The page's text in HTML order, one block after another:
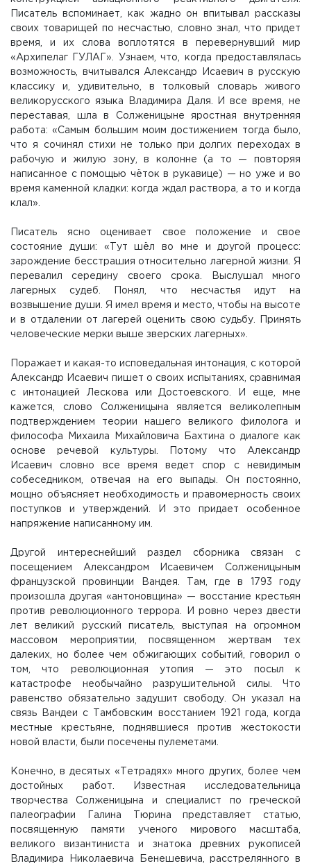
Писатель вспоминает, как жадно он впитывал рассказы
своих товарищей по несчастью, словно знал, что придет
время, и их слова воплотятся в перевернувший мир
«Архипелаг ГУЛАГ». Узнаем, что, когда предоставлялась
возможность, вчитывался Александр Исаевич в русскую
классику и, удивительно, в толковый словарь живого
великорусского языка Владимира Даля. И все время, не
переставая, шла в Солженицыне яростная внутренняя
работа: «Самым большим моим достижением тогда было,
что я сочинял стихи не только при долгих переходах в
рабочую и жилую зону, в колонне (а то — повторяя
написанное с помощью чёток в рукавице) — но уже и во
время каменной кладки: когда ждал раствора, а то и когда
клал».
Писатель ясно оценивает свое положение и свое
состояние души: «Тут шёл во мне и другой процесс:
зарождение бесстрашия относительно лагерной жизни. Я
перевалил середину своего срока. Выслушал много
лагерных судеб. Понял, что несчастья идут на
возвышение души. Я имел время и место, чтобы на высоте
и в отдалении от лагерей оценить свою судьбу. Принять
человеческие мерки выше зверских лагерных».
Поражает и какая-то исповедальная интонация, с которой
Александр Исаевич пишет о своих испытаниях, сравнимая
с интонацией Лескова или Достоевского. И еще, мне
кажется, слово Солженицына является великолепным
подтверждением теории нашего великого филолога и
философа Михаила Михайловича Бахтина о диалоге как
основе речевой культуры. Потому что Александр
Исаевич словно все время ведет спор с невидимым
собеседником, отвечая на его выпады. Он постоянно,
мощно объясняет необходимость и правомерность своих
поступков и утверждений. И это придает особенное
напряжение написанному им.
Другой интереснейший раздел сборника связан с
посещением Александром Исаевичем Солженицыным
французской провинции Вандея. Там, где в 1793 году
произошла другая «антоновщина» — восстание крестьян
против революционного террора. И ровно через двести
лет великий русский писатель, выступая на огромном
массовом мероприятии, посвященном жертвам тех
далеких, но более чем обжигающих событий, говорил о
том, что революционная утопия — это посыл к
катастрофе необычайно разрушительной силы. Что
равенство обязательно задушит свободу. Он указал на
связь Вандеи с Тамбовским восстанием 1921 года, когда
местные крестьяне, поднявшиеся против жестокости
новой власти, были посечены пулеметами.
Конечно, в десятых «Тетрадях» много других, более чем
достойных работ. Известная исследовательница
творчества Солженицына и специалист по греческой
палеографии Галина Тюрина представляет статью,
посвященную памяти ученого мирового масштаба,
великого византиниста и знатока древних рукописей
Владимира Николаевича Бенешевича, расстрелянного в